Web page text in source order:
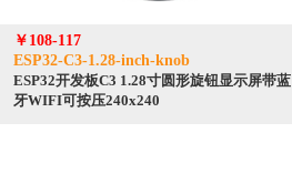
￥108-117
ESP32-C3-1.28-inch-knob
ESP32开发板C3 1.28寸圆形旋钮显示屏带蓝
牙WIFI可按压240x240